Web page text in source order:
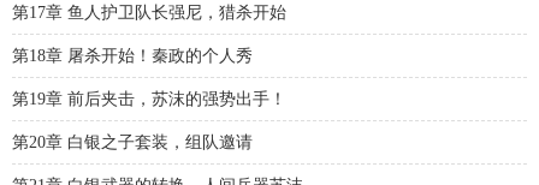
第17章 鱼人护卫队长强尼，猎杀开始
第18章 屠杀开始！秦政的个人秀
第19章 前后夹击，苏沫的强势出手！
第20章 白银之子套装，组队邀请